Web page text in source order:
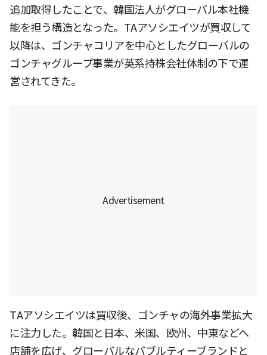
追加取得したことで、韓国法人がグローバル本社機
能を担う構造となった。TAアソシエイツが買収して
以降は、ゴンチャコリアを中心としたグローバルの
ゴンチャグループ事業が英系持株会社体制の下で運
営されてきた。
TAアソシエイツは買収後、ゴンチャの海外事業拡大
に注力した。韓国と日本、米国、欧州、中東などへ
店舗を広げ、グローバルなバブルティーブランドと